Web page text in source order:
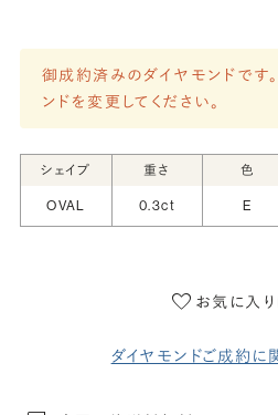
御成約済みのダイヤモンドです
ンドを変更してください。
シェイプ 重さ 色
OVAL 0.3ct E
お気に入
ダイヤモンドご成約に